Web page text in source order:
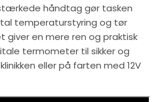
håndtag gør tasken
temperaturstyring og tør
giver en mere ren og praktisk
termometer til sikker og
eller på farten med 12V